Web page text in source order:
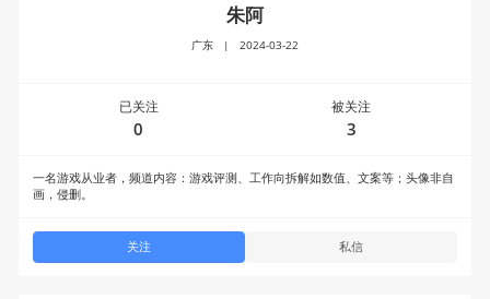
朱阿
广东 | 2024-03-22
已关注
0
被关注
3
一名游戏从业者，频道内容：游戏评测、工作向拆解如数值、文案等；头像非自
画，侵删。
关注 私信